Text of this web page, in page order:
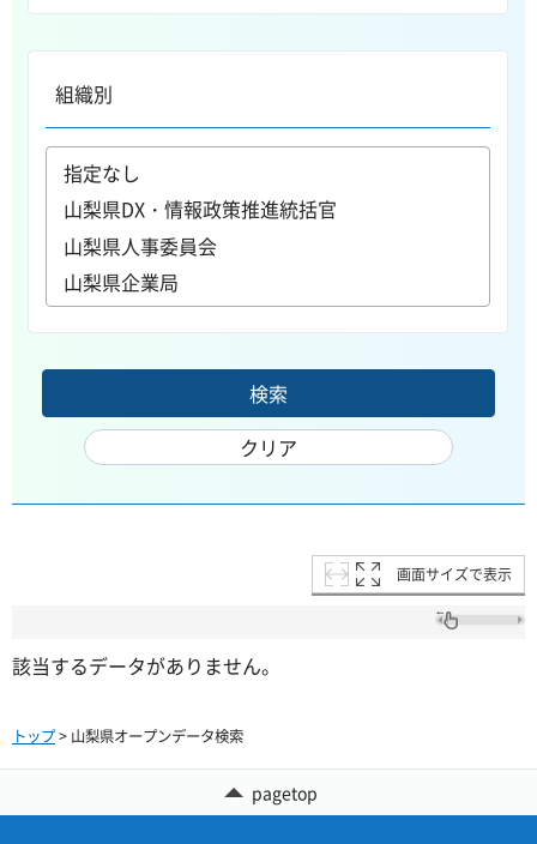
組織別
画面サイズで表示
該当するデータがありません。
トップ> 山梨県オープンデータ検索
pagetop